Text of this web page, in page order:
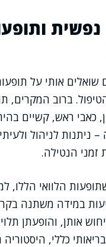
שואלים אותי על
ברוב המקרים,
כאבי ראש, קשיים
ניתנות לניהול
הנטילה.
הלוואי הללו,
במידה משתנה
אותן, והופעתן
כללי, היסטוריה